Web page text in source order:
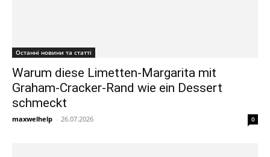
Останні новини та статті
Warum diese Limetten-Margarita mit
Graham-Cracker-Rand wie ein Dessert
schmeckt
maxwelhelp - 26.07.2026 0